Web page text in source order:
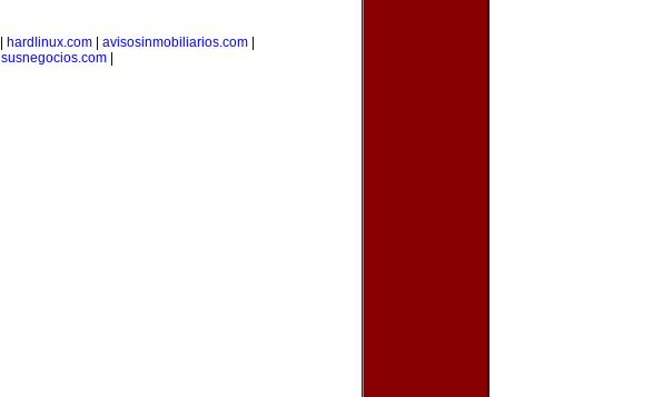
hardlinux.com| avisosinmobiliarios.com|
susnegocios.com|